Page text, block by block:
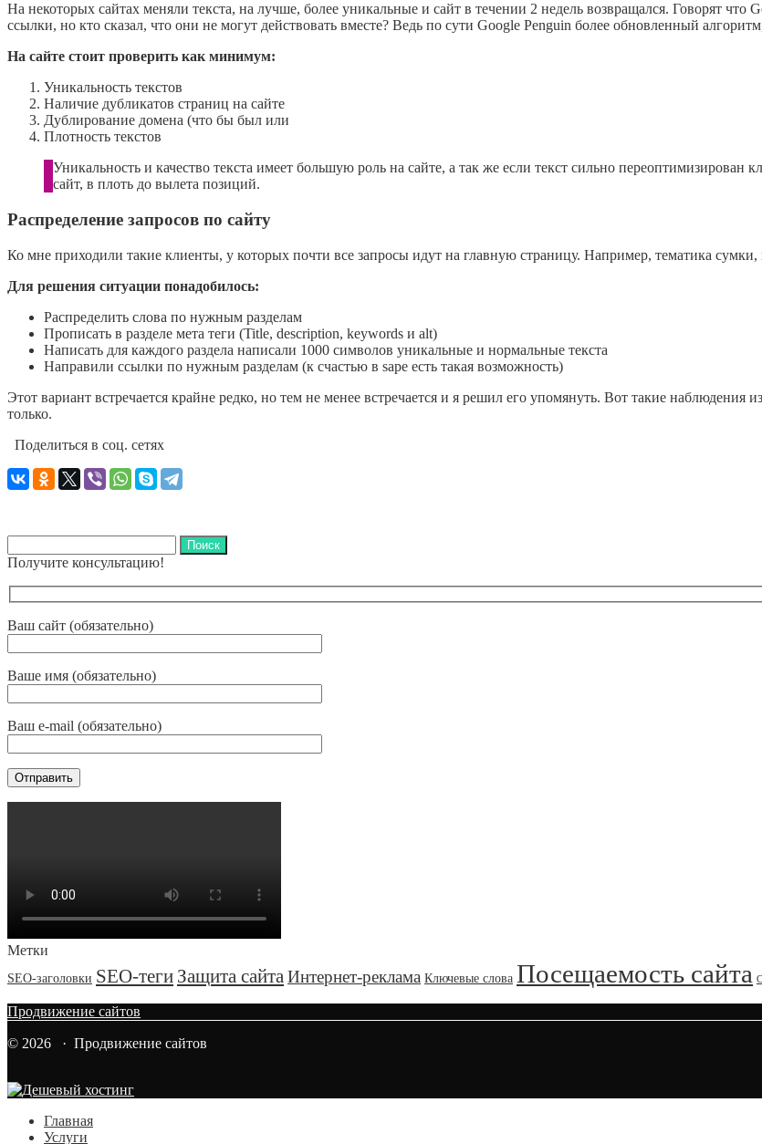
На некоторых сайтах меняли текста, на лучше, более уникальные и сайт в течении 2 недель возвращался. Говорят что
ссылки, но кто сказал, что они не могут действовать вместе? Ведь по сути Google Penguin более обновленный
На сайте стоит проверить как минимум:
Уникальность текстов
Наличие дубликатов страниц на сайте
Дублирование домена (что бы был или
Плотность текстов
Уникальность и качество текста имеет большую роль на сайте, а так же если текст сильно
сайт, в плоть до вылета позиций.
Распределение запросов по сайту
Ко мне приходили такие клиенты, у которых почти все запросы идут на главную страницу. Например, тематика
Для решения ситуации понадобилось:
Распределить слова по нужным разделам
Прописать в разделе мета теги (Title, description, keywords и alt)
Написать для каждого раздела написали 1000 символов уникальные и нормальные текста
Направили ссылки по нужным разделам (к счастью в sape есть такая возможность)
Этот вариант встречается крайне редко, но тем не менее встречается и я решил его упомянуть. Вот такие наблюдения
только.
Поделиться в соц. сетях
Получите консультацию!
Ваш сайт (обязательно)
Ваше имя (обязательно)
Ваш e-mail (обязательно)
Метки
SEO-заголовки SEO-теги Защита сайтаИнтернет-реклама Ключевые слова Посещаемость сайта
Продвижение сайтов
© 2026 · Продвижение сайтов
Главная
Услуги